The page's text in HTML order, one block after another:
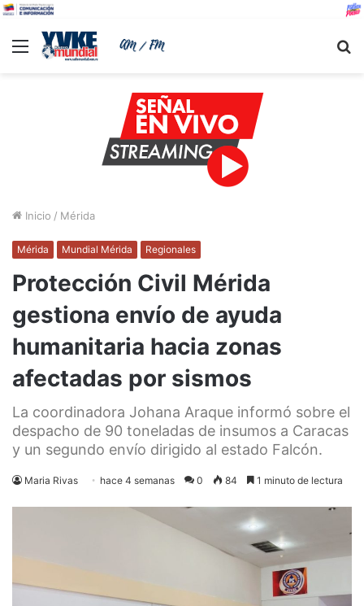
Menu
Inicio / Mérida
Mérida Mundial Mérida Regionales
Protección Civil Mérida
gestiona envío de ayuda
humanitaria hacia zonas
afectadas por sismos
La coordinadora Johana Araque informó sobre el
despacho de 90 toneladas de insumos a Caracas
y un segundo envío dirigido al estado Falcón.
Maria Rivas hace 4 semanas 0 84 1 minuto de lectura